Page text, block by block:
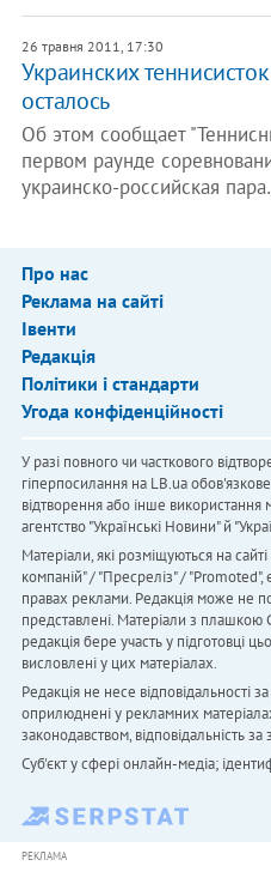
26 травня 2011, 17:30
Украинских
осталось
Об этом сообщает
первом раунде
украинско-российская
Про нас
Реклама на сайті
Івенти
Редакція
Політики і стандарти
Угода конфіденційності
У разі повного чи часткового
гіперпосилання на LB.ua
відтворення або інше використання
агентство "Українськi Новини" й
Матеріали, які розміщуються на
компаній" / "Пресреліз" /
правах реклами. Редакція може не
представлені. Матеріали з
редакція бере участь у підготовці
висловлені у цих матеріалах.
Редакція не несе відповідальності
оприлюднені у рекламних
законодавством, відповідальність
Cуб'єкт у сфері онлайн-медіа;
РЕКЛАМА